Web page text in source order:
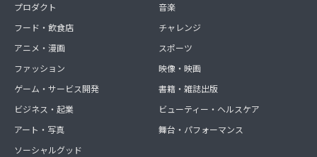
プロダクト
フード・飲食店
アニメ・漫画
ファッション
ゲーム・サービス開発
ビジネス・起業
アート・写真
ソーシャルグッド
音楽
チャレンジ
スポーツ
映像・映画
書籍・雑誌出版
ビューティー・ヘルスケア
舞台・パフォーマンス